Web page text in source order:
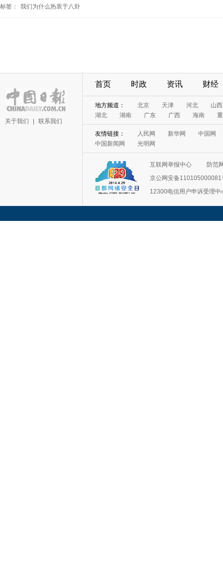
标签： 我们为什么热衷于八卦
关于我们 联系我们
首页 时政 资讯 财经
地方频道： 北京 天津 河北
山西
湖北
湖南 广东 广西 海南
友情链接： 人民网 新华网
中国网
中国新闻网
光明网
互联网举报中心
防范
京公网安备110105000081
12300电信用户申诉受理中